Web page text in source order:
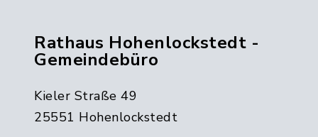
Rathaus Hohenlockstedt -
Gemeindebüro
Kieler Straße 49
25551 Hohenlockstedt